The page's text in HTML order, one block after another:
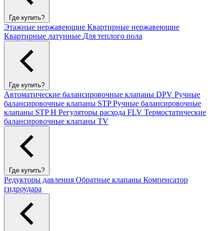
Где купить?
Этажные нержавеющие Квартирные нержавеющие
Квартирные латунные Для теплого пола
Где купить?
Автоматические балансировочные клапаны DPV Ручные
балансировочные клапаны STPРучные балансировочные
клапаны STP H Регуляторы расхода FLV Термостатические
балансировочные клапаны TV
Где купить?
Редукторы давления Обратные клапаны Компенсатор
гидроудара